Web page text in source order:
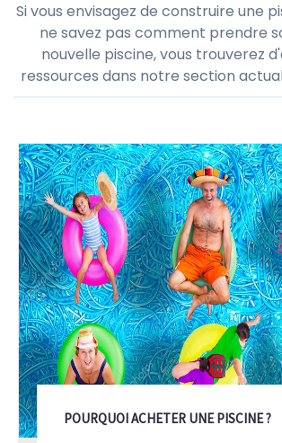
Si vous envisagez de construire une
ne savez pas comment prendre
nouvelle piscine, vous trouverez
ressources dans notre section
POURQUOI ACHETER UNE PISCINE ?